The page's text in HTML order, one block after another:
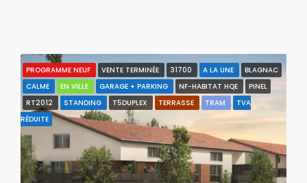
PROGRAMME NEUF VENTE TERMINÉE 31700 A LA UNE
BLAGNAC
CALME
EN VILLE GARAGE + PARKING NF-HABITAT HQE
PINEL
RT2012
STANDING T5DUPLEX TERRASSE TRAM
TVA
RÉDUITE